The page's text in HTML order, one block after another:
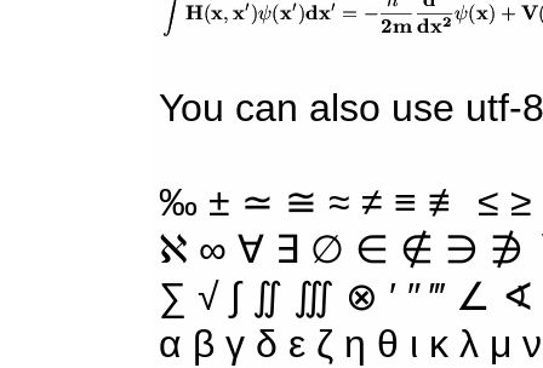
You can also use utf-
‰ ± ≃ ≅ ≈ ≠ ≡ ≢ ≤
ℵ ∞ ∀ ∃ ∅ ∈ ∉ ∋ ∌
∑ √ ∫ ∬ ∭ ⊗ ′ ″ ‴ ∠
α β γ δ ε ζ η θ ι κ λ